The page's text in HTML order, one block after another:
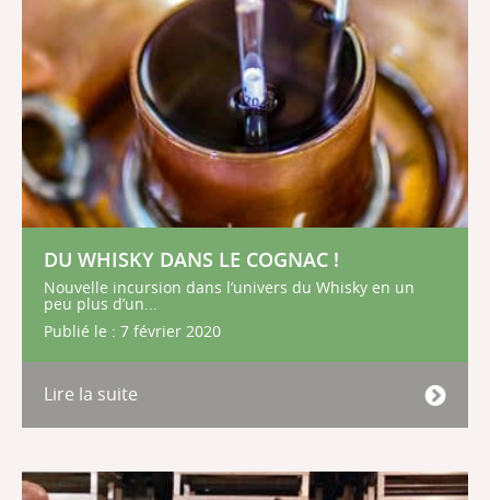
DU WHISKY DANS LE COGNAC !
Nouvelle incursion dans l’univers du Whisky en un
peu plus d’un...
Publié le : 7 février 2020
Lire la suite